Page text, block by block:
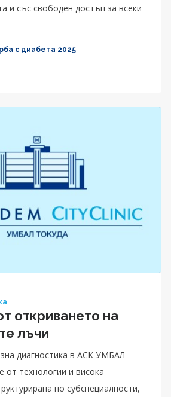
и със свободен достъп за всеки
с диабета 2025
откриването на
лъчи
диагностика в АСК УМБАЛ
от технологии и висока
по субспециалности,